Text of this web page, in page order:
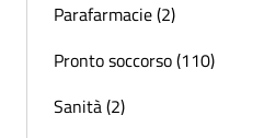
Parafarmacie (2)
Pronto soccorso (110)
Sanità (2)